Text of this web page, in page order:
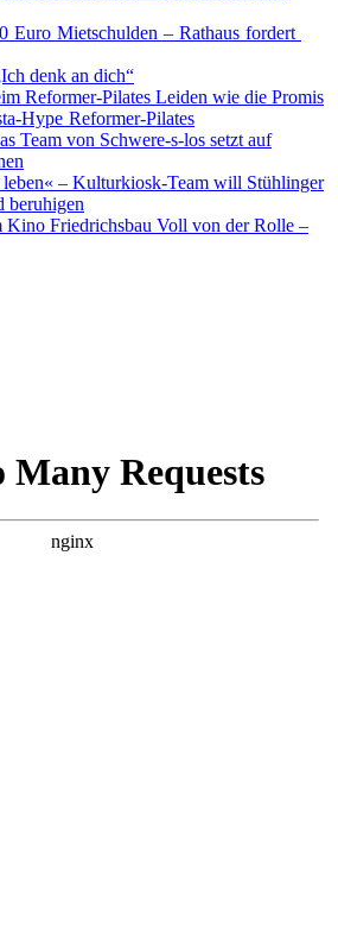
Euro Mietschulden – Rathaus fordert
denk an dich“
Leiden wie die Promis
Hype Reformer-Pilates
– Kulturkiosk-Team will Stühlinger
beruhigen
Voll von der Rolle –